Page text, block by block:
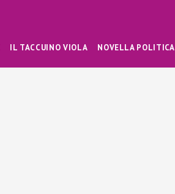
IL TACCUINO VIOLA NOVELLA POLITICA